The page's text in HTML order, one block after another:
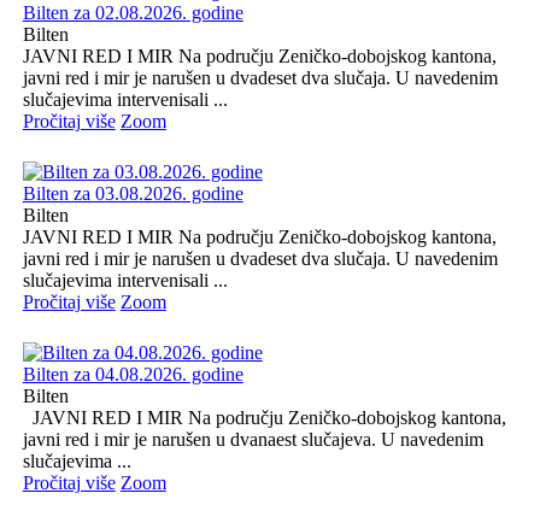
Bilten za 02.08.2026. godine
Bilten
JAVNI RED I MIR Na području Zeničko-dobojskog kantona,
javni red i mir je narušen u dvadeset dva slučaja. U navedenim
slučajevima intervenisali ...
Pročitaj više Zoom
Bilten za 03.08.2026. godine
Bilten
JAVNI RED I MIR Na području Zeničko-dobojskog kantona,
javni red i mir je narušen u dvadeset dva slučaja. U navedenim
slučajevima intervenisali ...
Pročitaj više Zoom
Bilten za 04.08.2026. godine
Bilten
JAVNI RED I MIR Na području Zeničko-dobojskog kantona,
javni red i mir je narušen u dvanaest slučajeva. U navedenim
slučajevima ...
Pročitaj više Zoom